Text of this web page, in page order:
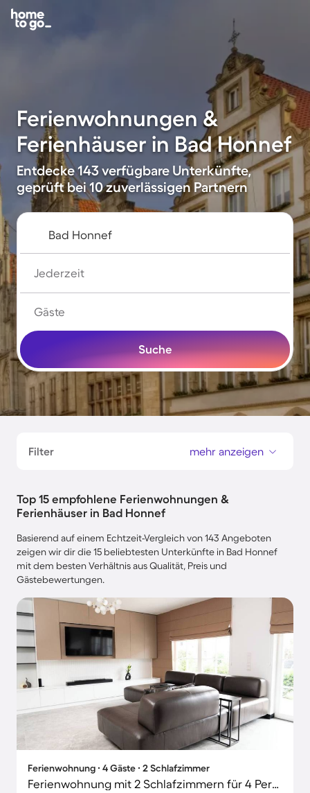
Ferienwohnungen &
Ferienhäuser in Bad Honnef
Entdecke 143 verfügbare Unterkünfte,
geprüft bei 10 zuverlässigen Partnern
Jederzeit
Gäste
Suche
Filter mehr anzeigen
Top 15 empfohlene Ferienwohnungen &
Ferienhäuser in Bad Honnef
Basierend auf einem Echtzeit-Vergleich von 143 Angeboten
zeigen wir dir die 15 beliebtesten Unterkünfte in Bad Honnef
mit dem besten Verhältnis aus Qualität, Preis und
Gästebewertungen.
Ferienwohnung ∙ 4 Gäste ∙ 2 Schlafzimmer
Ferienwohnung mit 2 Schlafzimmern für 4 Personen